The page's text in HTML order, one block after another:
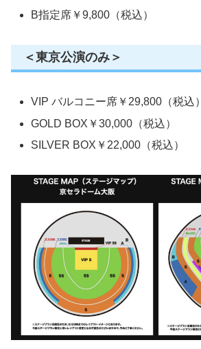
B指定席￥9,800（税込）
＜東京公演のみ＞
VIP バルコニー席￥29,800（税込）
GOLD BOX￥30,000（税込）
SILVER BOX￥22,000（税込）